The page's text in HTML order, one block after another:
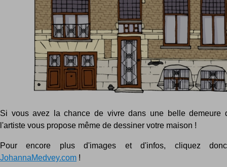
Si vous avez la chance de vivre dans une belle demeure
l'artiste vous propose même de dessiner votre maison !
Pour encore plus d'images et d'infos, cliquez
JohannaMedvey.com !